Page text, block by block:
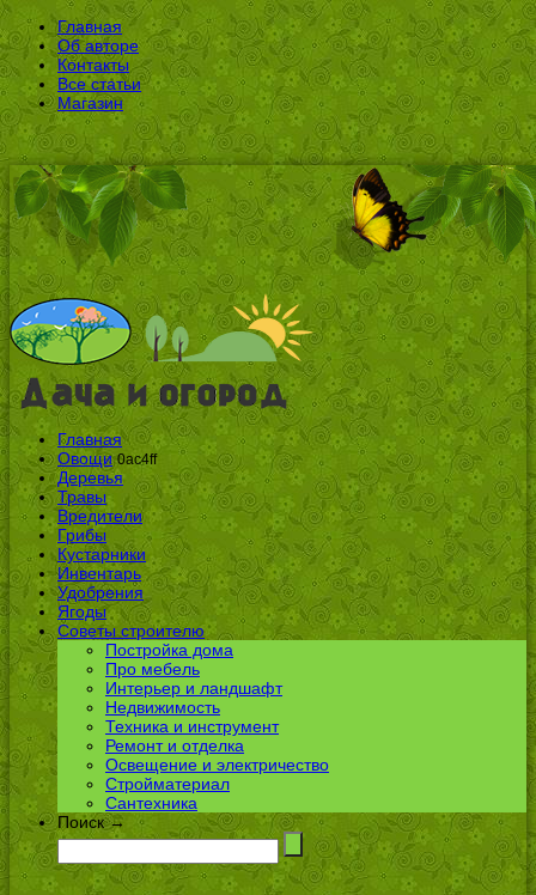
Главная
Об авторе
Контакты
Все статьи
Магазин
Главная
Овощи 0ac4ff
Деревья
Травы
Вредители
Грибы
Кустарники
Инвентарь
Удобрения
Ягоды
Советы строителю
Постройка дома
Про мебель
Интерьер и ландшафт
Недвижимость
Техника и инструмент
Ремонт и отделка
Освещение и электричество
Стройматериал
Сантехника
Поиск →